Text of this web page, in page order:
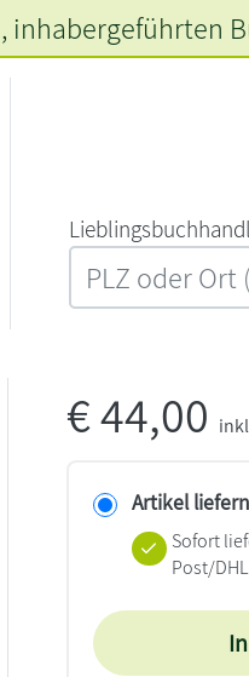
, inhabergeführten
€44,00
Artikel
Sofort
Post/